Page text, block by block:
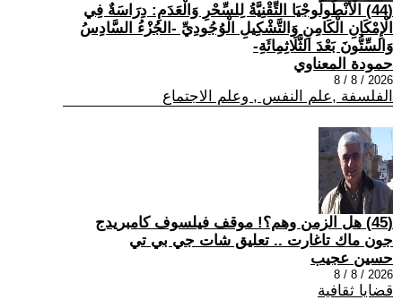
(44) الْأَنْطُولُوجْيَا التِّقْنِيَّةُ لِلسِّحْرِ وَالْعَدَمِ: دِرَاسَةٌ فِي
الْإِمْكَانِ الْكَامِنِ وَالتَّشْكِيلِ الْوُجُودِيِّ -الجُزْءُ السَّادِسُ
وَالسِّتُّونَ بَعْدَ الثَّلَاثِمِائَةِ-
حمودة المعناوي
2026 / 8 / 8
الفلسفة ,علم النفس , وعلم الاجتماع
(45) هل الزمن وهم؟! موقف فيلسوف كامبريدج
جون ماك تاغارت .. تعليق شات جي بي تي
حسين عجيب
2026 / 8 / 8
قضايا ثقافية